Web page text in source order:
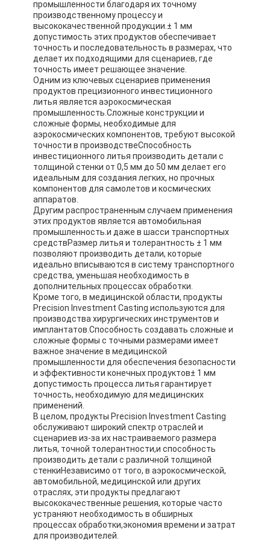
Путешествие фабрики
Проверка качества
Свяжитесь мы
Слипчивая лента изоляции
Лента изоляции стеклянной ткани
Теплостойкая лента изоляции
Клейкая лента стеклянной ткани
Клейкая лента фильма Polyimide
Клейкая лента алюминиевой фольги
Лента стеклянной ткани алюминиевой фольги
Фольга смотрела на бумагу Kraft
Ткань стеклоткани алюминиевой фольги
Лента Scrim фольги
Клейкая лента для герметизации трубопроводов
Двойная, который встали на сторону клейкая лента
Клейкая лента ЛЮБИМЦА
Отливка вклада точности
Электрическая изоляционная панель
промышленности благодаря их точному
производственному процессу и
высококачественной продукции.± 1 мм
допустимость этих продуктов обеспечивает
точность и последовательность в размерах, что
делает их подходящими для сценариев, где
точность имеет решающее значение.
Одним из ключевых сценариев применения
продуктов прецизионного инвестиционного
литья является аэрокосмическая
промышленность.Сложные конструкции и
сложные формы, необходимые для
аэрокосмических компонентов, требуют высокой
точности в производствеСпособность
инвестиционного литья производить детали с
толщиной стенки от 0,5 мм до 50 мм делает его
идеальным для создания легких, но прочных
компонентов для самолетов и космических
аппаратов.
Другим распространенным случаем применения
этих продуктов является автомобильная
промышленность.и даже в шасси транспортных
средствРазмер литья и толерантность ± 1 мм
позволяют производить детали, которые
идеально вписываются в систему транспортного
средства, уменьшая необходимость в
дополнительных процессах обработки.
Кроме того, в медицинской области, продукты
Precision Investment Casting используются для
производства хирургических инструментов и
имплантатов.Способность создавать сложные и
сложные формы с точными размерами имеет
важное значение в медицинской
промышленности для обеспечения безопасности
и эффективности конечных продуктов± 1 мм
допустимость процесса литья гарантирует
точность, необходимую для медицинских
применений.
В целом, продукты Precision Investment Casting
обслуживают широкий спектр отраслей и
сценариев из-за их настраиваемого размера
литья, точной толерантности,и способность
производить детали с различной толщиной
стенкиНезависимо от того, в аэрокосмической,
автомобильной, медицинской или других
отраслях, эти продукты предлагают
высококачественные решения, которые часто
устраняют необходимость в обширных
процессах обработки,экономия времени и затрат
для производителей.